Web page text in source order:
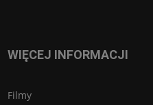
WIĘCEJ INFORMACJI
Filmy